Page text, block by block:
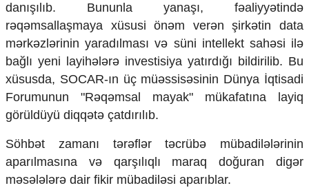
Crossmedia.az - 1 yaş
Siyasət
Məhkəmə və hüquq
Ekologiya
Zəfər - 5
Gənclər və İdman
Media və QHT
Hadisə
Sağlamlıq
Sosium
Mənəvi dəyərlər
Texnologiya
danışılıb. Bununla yanaşı, fəaliyyətində
rəqəmsallaşmaya xüsusi önəm verən şirkətin data
mərkəzlərinin yaradılması və süni intellekt sahəsi ilə
bağlı yeni layihələrə investisiya yatırdığı bildirilib. Bu
xüsusda, SOCAR-ın üç müəssisəsinin Dünya İqtisadi
Forumunun "Rəqəmsal mayak" mükafatına layiq
görüldüyü diqqətə çatdırılıb.
Söhbət zamanı tərəflər təcrübə mübadilələrinin
aparılmasına və qarşılıqlı maraq doğuran digər
məsələlərə dair fikir mübadiləsi aparıblar.